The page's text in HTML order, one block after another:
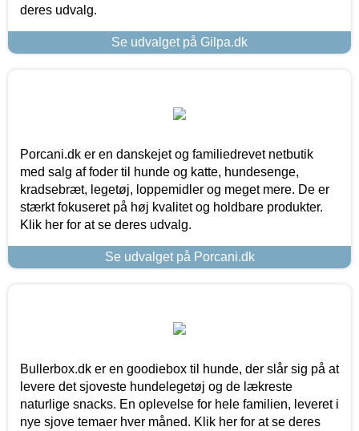
deres udvalg.
Se udvalget på Gilpa.dk
Porcani.dk er en danskejet og familiedrevet netbutik
med salg af foder til hunde og katte, hundesenge,
kradsebræt, legetøj, loppemidler og meget mere. De er
stærkt fokuseret på høj kvalitet og holdbare produkter.
Klik her for at se deres udvalg.
Se udvalget på Porcani.dk
Bullerbox.dk er en goodiebox til hunde, der slår sig på at
levere det sjoveste hundelegetøj og de lækreste
naturlige snacks. En oplevelse for hele familien, leveret i
nye sjove temaer hver måned. Klik her for at se deres